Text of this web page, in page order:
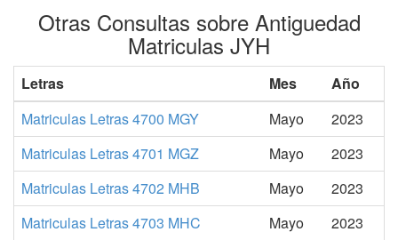
Otras Consultas sobre Antiguedad
Matriculas JYH
Letras Mes
Año
Matriculas Letras 4700 MGY
Mayo
2023
Matriculas Letras 4701 MGZ
Mayo
2023
Matriculas Letras 4702 MHB
Mayo
2023
Matriculas Letras 4703 MHC
Mayo
2023